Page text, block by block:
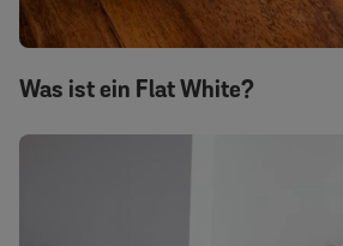
Was ist ein Flat White?